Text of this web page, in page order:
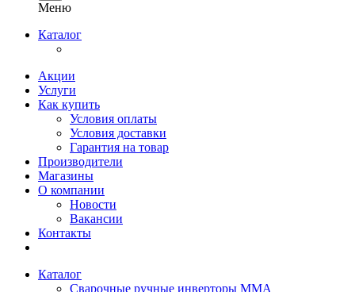
Меню
Каталог
Акции
Услуги
Как купить
Условия оплаты
Условия доставки
Гарантия на товар
Производители
Магазины
О компании
Новости
Вакансии
Контакты
Каталог
Сварочные ручные инверторы MMA